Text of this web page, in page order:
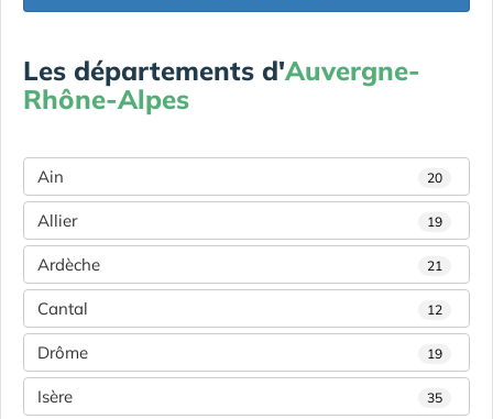
Les départements d'Auvergne-
Rhône-Alpes
Ain 20
Allier 19
Ardèche 21
Cantal 12
Drôme 19
Isère 35